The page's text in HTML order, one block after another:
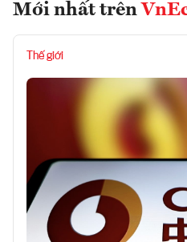
Mới nhất trên
Thế giới